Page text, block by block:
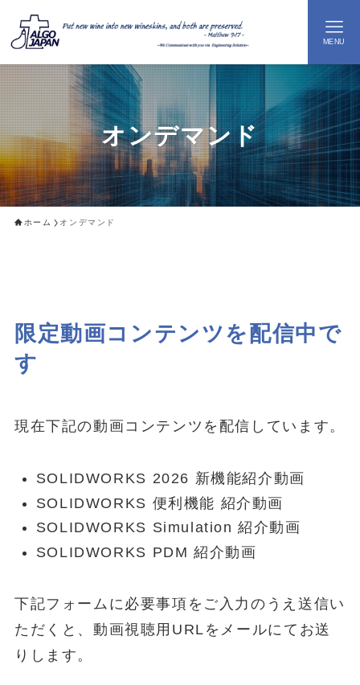
MENU
オンデマンド
ホーム オンデマンド
限定動画コンテンツを配信中で
す
現在下記の動画コンテンツを配信しています。
SOLIDWORKS 2026 新機能紹介動画
SOLIDWORKS 便利機能 紹介動画
SOLIDWORKS Simulation 紹介動画
SOLIDWORKS PDM 紹介動画
下記フォームに必要事項をご入力のうえ送信い
ただくと、動画視聴用URLをメールにてお送
りします。